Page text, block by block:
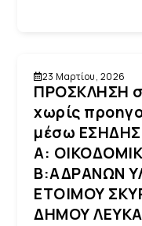
23 Μαρτίου, 2026
ΠΡΟΣΚΛΗΣΗ
χωρίς
μέσω
Α:
Β:ΑΔΡΑΝΩΝ
ΕΤΟΙΜΟΥ
ΔΗΜΟΥ